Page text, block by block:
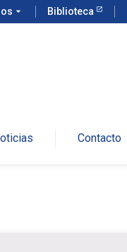
arrow_drop_down Biblioteca
Contacto